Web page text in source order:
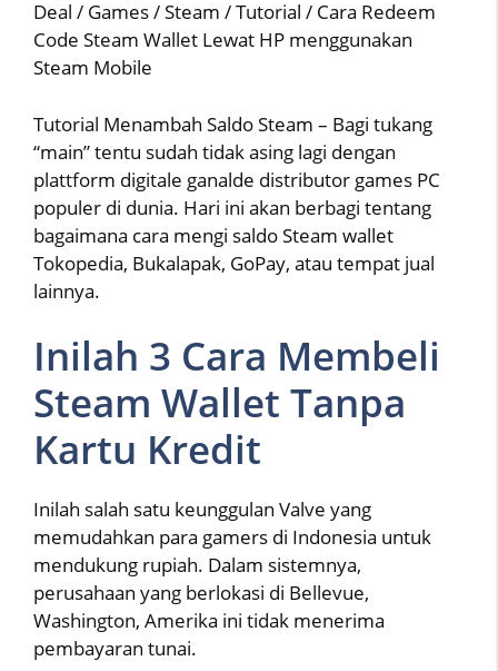
Deal / Games / Steam / Tutorial / Cara Redeem
Code Steam Wallet Lewat HP menggunakan
Steam Mobile
Tutorial Menambah Saldo Steam – Bagi tukang
“main” tentu sudah tidak asing lagi dengan
plattform digitale ganalde distributor games PC
populer di dunia. Hari ini akan berbagi tentang
bagaimana cara mengi saldo Steam wallet
Tokopedia, Bukalapak, GoPay, atau tempat jual
lainnya.
Inilah 3 Cara Membeli
Steam Wallet Tanpa
Kartu Kredit
Inilah salah satu keunggulan Valve yang
memudahkan para gamers di Indonesia untuk
mendukung rupiah. Dalam sistemnya,
perusahaan yang berlokasi di Bellevue,
Washington, Amerika ini tidak menerima
pembayaran tunai.